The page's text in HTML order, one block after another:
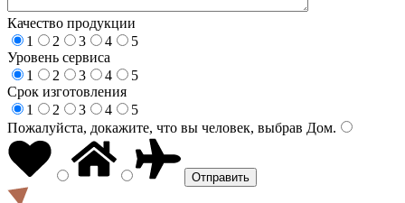
Качество продукции
1
2 3 4
5
Уровень сервиса
1
2 3 4
5
Срок изготовления
1
2 3 4
5
Пожалуйста, докажите, что вы человек, выбрав Дом.